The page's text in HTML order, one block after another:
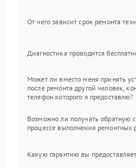
От чего зависит срок ремонта
Диагностика проводится
Может ли вместо меня принять
после ремонта другой человек,
телефон которого я предоставлю?
Возможно ли получать обратную
процессе выполнения ремонтных
Какую гарантию вы